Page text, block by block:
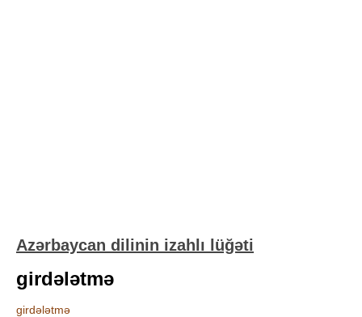
Azərbaycan dilinin izahlı lüğəti
girdələtmə
girdələtmə